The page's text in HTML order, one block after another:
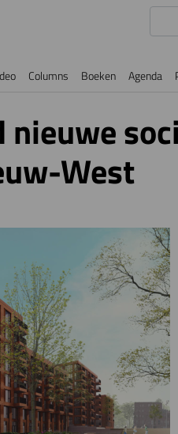
Columns Boeken Agenda
West